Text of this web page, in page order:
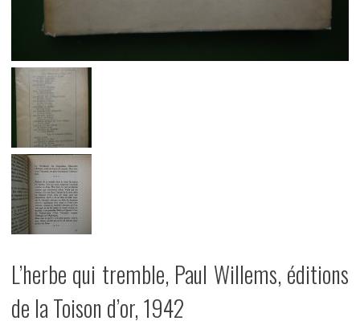
L’herbe qui tremble, Paul Willems, éditions
de la Toison d’or, 1942